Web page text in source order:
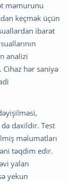
məmurunu
keçmək üçün
ibarət
analizi
Cihaz hər saniyə
da daxildir. Test
məlumatları
təqdim edir.
yalan
yekun